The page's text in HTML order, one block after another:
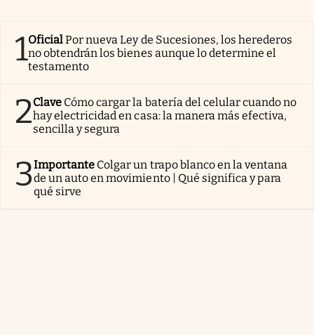
1OficialPor nueva Ley de Sucesiones, los herederos
no obtendrán los bienes aunque lo determine el
testamento
2Clave Cómo cargar la batería del celular cuando no
hay electricidad en casa: la manera más efectiva,
sencilla y segura
3Importante Colgar un trapo blanco en la ventana
de un auto en movimiento | Qué significa y para
qué sirve